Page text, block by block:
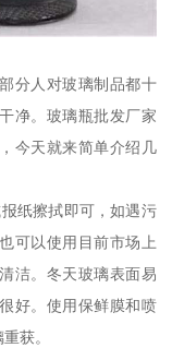
分人对玻璃制品都十
净。玻璃瓶批发厂家
今天就来简单介绍几
纸擦拭即可，如遇污
可以使用目前市场上
洁。冬天玻璃表面易
好。使用保鲜膜和喷
获。